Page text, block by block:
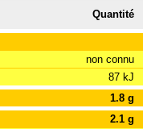
Quantité
non connu
87 kJ
1.8 g
2.1 g